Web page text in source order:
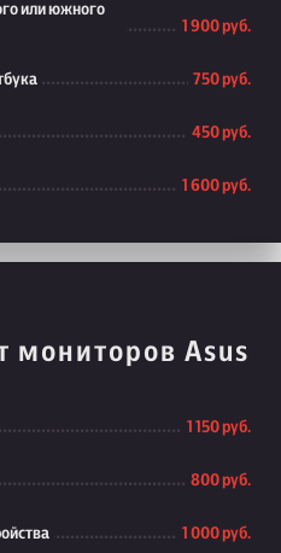
или южного
1 900 руб.
750 руб.
450 руб.
1 600 руб.
мониторов Asus
1 150 руб.
800 руб.
1 000 руб.